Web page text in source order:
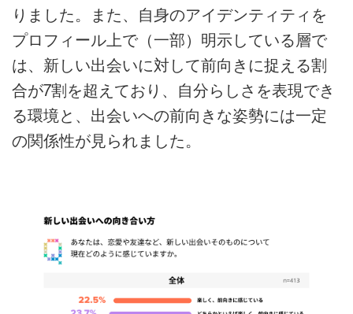
りました。また、自身のアイデンティティを
プロフィール上で（一部）明示している層で
は、新しい出会いに対して前向きに捉える割
合が7割を超えており、自分らしさを表現でき
る環境と、出会いへの前向きな姿勢には一定
の関係性が見られました。